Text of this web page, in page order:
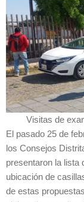
Visitas de
El pasado 25 de
los Consejos
presentaron la lista
ubicación de
de estas